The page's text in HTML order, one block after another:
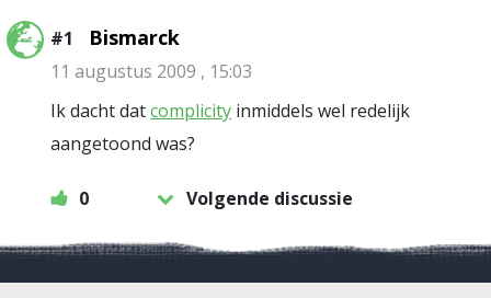
#1 Bismarck
11 augustus 2009 , 15:03
Ik dacht datcomplicity inmiddels wel redelijk
aangetoond was?
0 Volgende discussie